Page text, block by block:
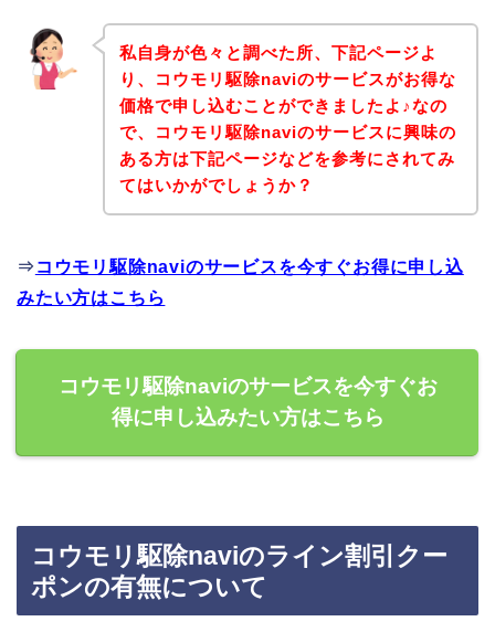
私自身が色々と調べた所、下記ページよ
り、コウモリ駆除naviのサービスがお得な
価格で申し込むことができましたよ♪なの
で、コウモリ駆除naviのサービスに興味の
ある方は下記ページなどを参考にされてみ
てはいかがでしょうか？
⇒ コウモリ駆除naviのサービスを今すぐお得に申し込
みたい方はこちら
コウモリ駆除naviのサービスを今すぐお
得に申し込みたい方はこちら
コウモリ駆除naviのライン割引クー
ポンの有無について